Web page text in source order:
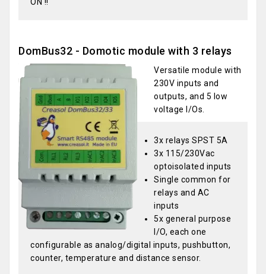
DomBus32 - Domotic module with 3 relays
Versatile module with
230V inputs and
outputs, and 5 low
voltage I/Os.
3x relays SPST 5A
3x 115/230Vac
optoisolated inputs
Single common for
relays and AC
inputs
5x general purpose
I/O, each one
configurable as analog/digital inputs, pushbutton,
counter, temperature and distance sensor.